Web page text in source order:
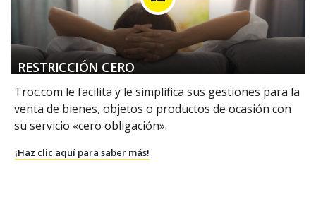
RESTRICCIÓN CERO
Troc.com le facilita y le simplifica sus gestiones para la
venta de bienes, objetos o productos de ocasión con
su servicio «cero obligación».
¡Haz clic aquí para saber más!